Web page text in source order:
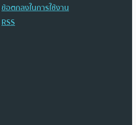
ข้อตกลงในการใช้งาน
RSS